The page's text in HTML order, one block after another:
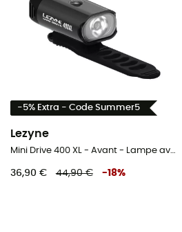
-5% Extra - Code Summer5
Lezyne
Mini Drive 400 XL - Avant - Lampe avant vélo
36,90 € 44,90 € -18%